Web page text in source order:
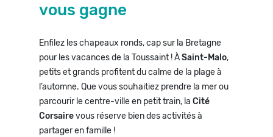
vous gagne
Enfilez les chapeaux ronds, cap sur la Bretagne
pour les vacances de la Toussaint ! ÀSaint-Malo,
petits et grands profitent du calme de la plage à
l’automne. Que vous souhaitiez prendre la mer ou
parcourir le centre-ville en petit train, la Cité
Corsairevous réserve bien des activités à
partager en famille !